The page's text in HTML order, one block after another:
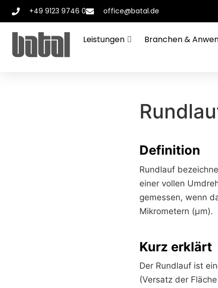
+49 9123 9746 0 office@batal.de
Leistungen Branchen &
Definition
Rundlauf
einer vollen
gemessen, wenn
Mikrometern (µm).
Kurz erklärt
Der Rundlauf ist
(Versatz der